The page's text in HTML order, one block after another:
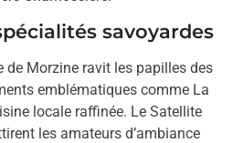
savoyardes
de Morzine ravit les papilles des
emblématiques comme La
locale raffinée. Le Satellite
les amateurs d’ambiance